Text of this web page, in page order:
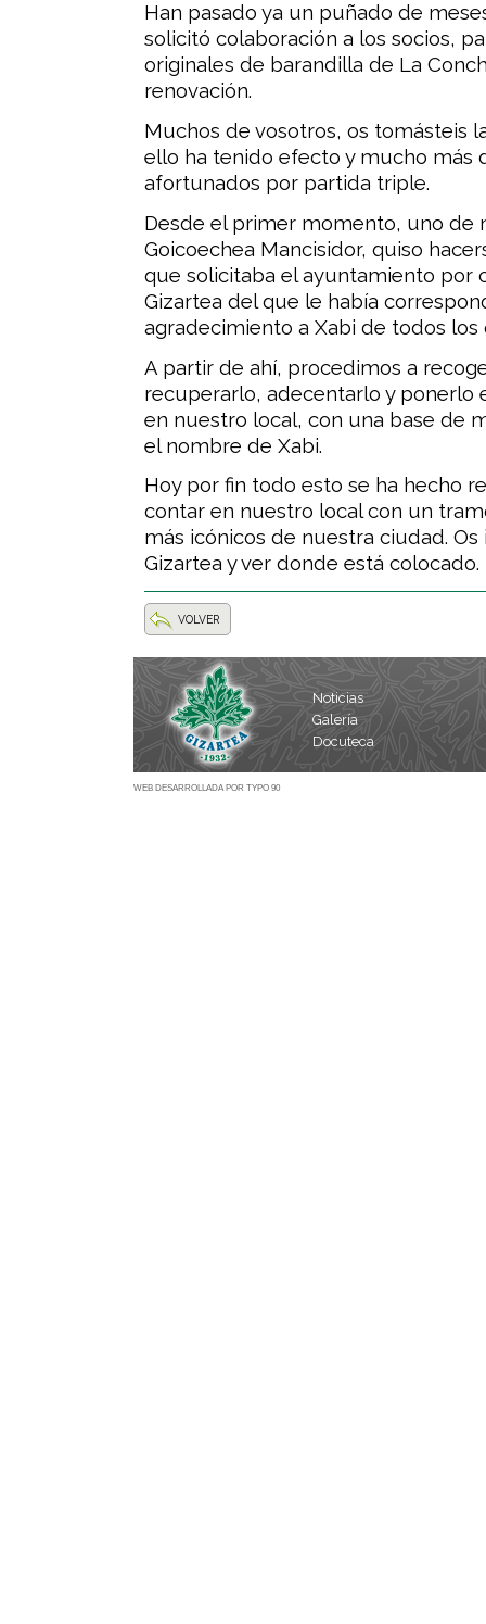
Han pasado ya un puñado de
solicitó colaboración a los socios,
originales de barandilla de La
renovación.
Muchos de vosotros, os tomásteis
ello ha tenido efecto y mucho más
afortunados por partida triple.
Desde el primer momento, uno de
Goicoechea Mancisidor, quiso
que solicitaba el ayuntamiento por
Gizartea del que le había
agradecimiento a Xabi de todos
A partir de ahí, procedimos a
recuperarlo, adecentarlo y ponerlo
en nuestro local, con una base de
el nombre de Xabi.
Hoy por fin todo esto se ha hecho
contar en nuestro local con un
más icónicos de nuestra ciudad.
Gizartea y ver donde está colocado.
VOLVER
Noticias
Galería
Docuteca
WEB DESARROLLADA POR TYPO 90